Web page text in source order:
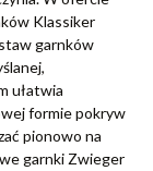
Klassiker
garnków
ułatwia
formie pokryw
pionowo na
garnki Zwieger